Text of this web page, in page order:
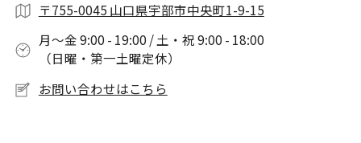
〒755-0045 山口県宇部市中央町1-9-15
月〜金 9:00 - 19:00 / 土・祝 9:00 - 18:00
（日曜・第一土曜定休）
お問い合わせはこちら